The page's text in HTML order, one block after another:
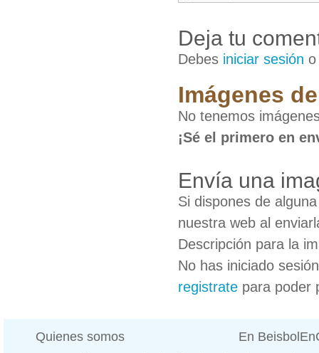
Deja tu
Debes iniciar sesión
Imágenes
No tenemos
¡Sé el primero en
Envía una
Si dispones de
nuestra web al
Descripción para la
No has iniciado
registrate para poder
Quienes somos En